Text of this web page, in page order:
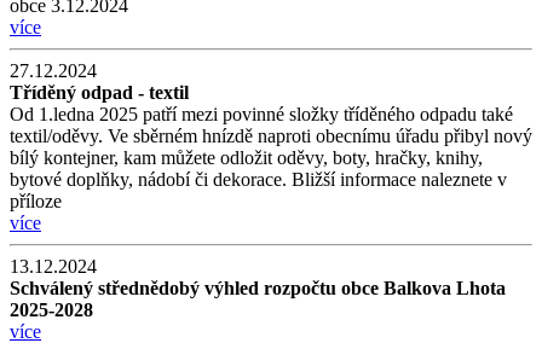
obce 3.12.2024
více
27.12.2024
Tříděný odpad - textil
Od 1.ledna 2025 patří mezi povinné složky tříděného odpadu také
textil/oděvy. Ve sběrném hnízdě naproti obecnímu úřadu přibyl nový
bílý kontejner, kam můžete odložit oděvy, boty, hračky, knihy,
bytové doplňky, nádobí či dekorace. Bližší informace naleznete v
příloze
více
13.12.2024
Schválený střednědobý výhled rozpočtu obce Balkova Lhota
2025-2028
více